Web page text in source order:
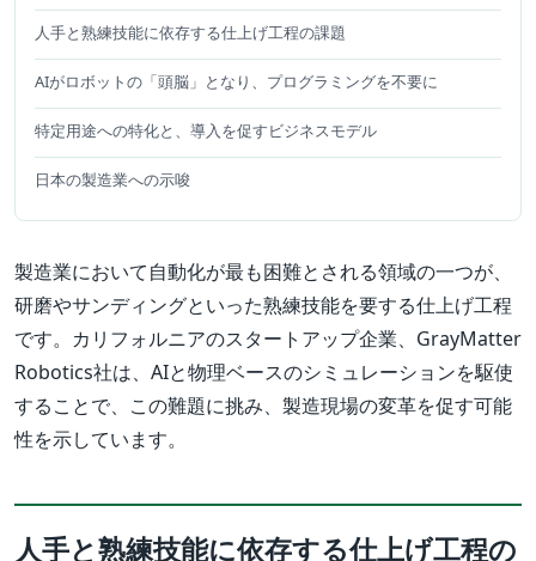
人手と熟練技能に依存する仕上げ工程の課題
AIがロボットの「頭脳」となり、プログラミングを不要に
特定用途への特化と、導入を促すビジネスモデル
日本の製造業への示唆
製造業において自動化が最も困難とされる領域の一つが、
研磨やサンディングといった熟練技能を要する仕上げ工程
です。カリフォルニアのスタートアップ企業、GrayMatter
Robotics社は、AIと物理ベースのシミュレーションを駆使
することで、この難題に挑み、製造現場の変革を促す可能
性を示しています。
人手と熟練技能に依存する仕上げ工程の